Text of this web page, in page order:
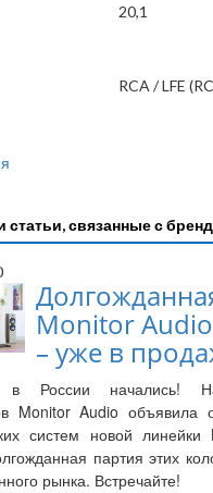
20,1
RCA / LFE
статьи, связанные с
Monitor
– уже в
в России начались!
Monitor Audio объявила
систем новой
партия этих
рынка. Встречайте!